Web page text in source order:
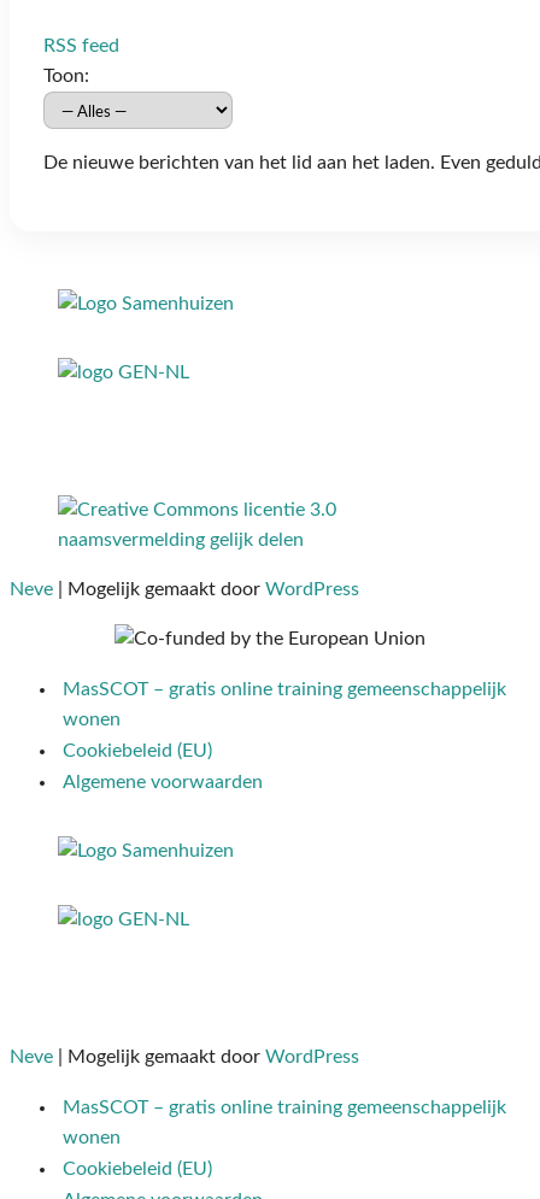
RSS feed
Toon:
De nieuwe berichten van het lid aan het laden. Even
Neve | Mogelijk gemaakt door WordPress
MasSCOT – gratis online training gemeenschappelijk
wonen
Cookiebeleid (EU)
Algemene voorwaarden
Neve | Mogelijk gemaakt door WordPress
MasSCOT – gratis online training gemeenschappelijk
wonen
Cookiebeleid (EU)